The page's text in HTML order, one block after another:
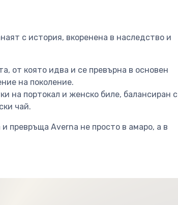
с история, вкоренена в наследство и
от която идва и се превърна в основен
на поколение.
на портокал и женско биле, балансиран с
чай.
превръща Averna не просто в амаро, а в